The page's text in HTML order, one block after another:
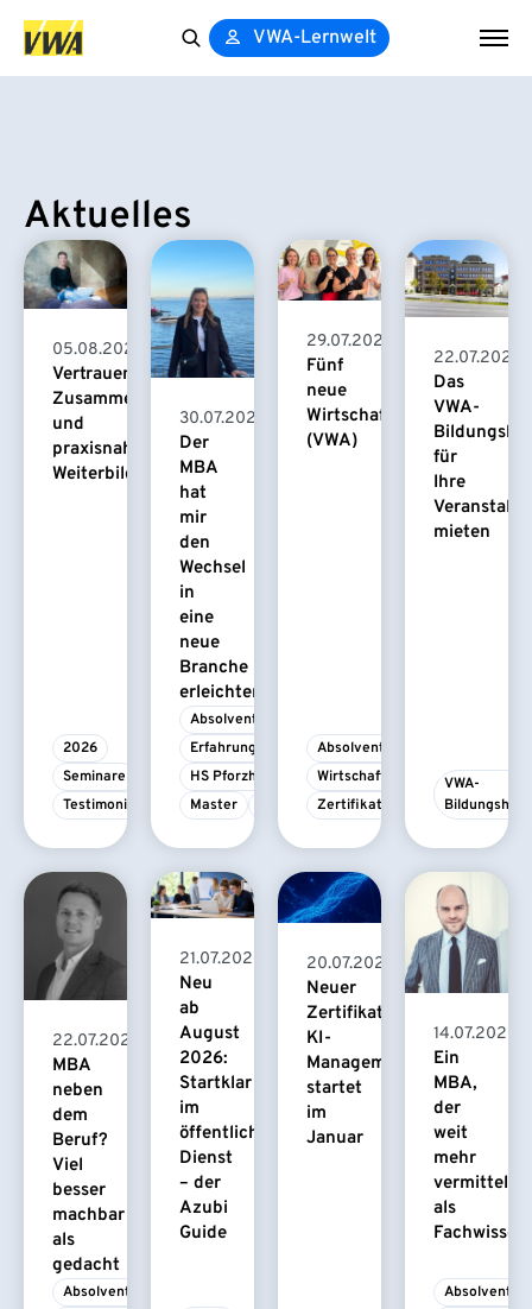
VWA-Lernwelt
Aktuelles
05.08.2026
Vertrauensvolle
Zusammenarbeit
und
praxisnahe
Weiterbildung
2026
Seminare
Testimonial
30.07.2026
Der
MBA
hat
mir
den
Wechsel
in
eine
neue
Branche
erleichtert
Absolvent/-in
Erfahrungsbericht
HS Pforzheim
Master
29.07.2026
Fünf
neue
Wirtschaftspsychologinnen
(VWA)
Absolvent/-in
Wirtschaftspsychologie
Zertifikatskurs
22.07.2026
Das
VWA-
für
Ihre
mieten
VWA-
Bildungshaus
22.07.2026
MBA
neben
dem
Beruf?
Viel
besser
machbar
als
gedacht
Absolvent/-in
21.07.2026
Neu
ab
August
2026:
Startklar
im
öffentlichen
Dienst
– der
Azubi
Guide
20.07.2026
Neuer
Zertifikatskurs
KI-
Management
startet
im
Januar
14.07.2026
Ein
MBA,
der
weit
mehr
vermittelt
als
Fachwissen
Absolvent/-